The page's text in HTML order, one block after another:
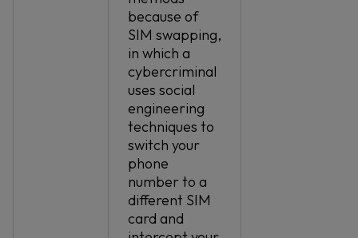
because of
SIM swapping,
in which a
cybercriminal
uses social
engineering
techniques to
switch your
phone
number to a
different SIM
card and